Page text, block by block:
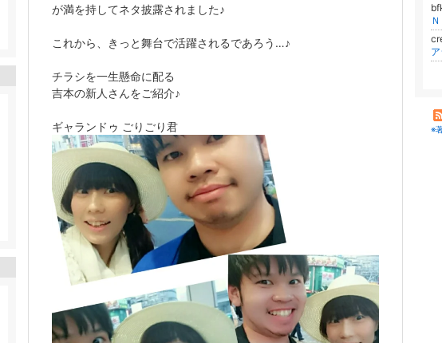
が満を持してネタ披露されました♪
これから、きっと舞台で活躍されるであろう…♪
チラシを一生懸命に配る
吉本の新人さんをご紹介♪
ギャランドゥ ごりごり君 ※